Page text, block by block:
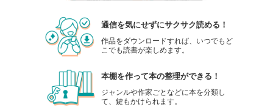
通信を気にせずにサクサク読める！
作品をダウンロードすれば、いつでもど
こでも読書が楽しめます。
本棚を作って本の整理ができる！
ジャンルや作家ごとなどに本を分類し
て、鍵もかけられます。